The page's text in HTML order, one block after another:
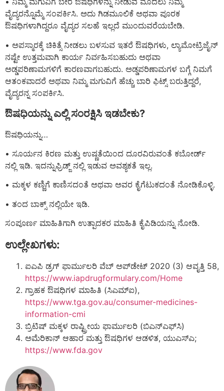
ವೈದ್ಯರನ್ನೊಮ್ಮೆ ಸಂಪರ್ಕಿಸಿ. ಅದು ಗಿಡಮೂಲಿಕೆ ಅಥವಾ ಪೂರಕ
ಔಷಧಿಗಳಾಗಿದ್ದರೂ ವೈದ್ಯರ ಸಲಹೆ ಇಲ್ಲದೆ ಮುಂದುವರೆಯಬೇಡಿ.
• ಅಪಸ್ಮಾರಕ್ಕೆ ಚಿಕಿತ್ಸೆ ನೀಡಲು ಬಳಸುವ ಇತರೆ ಔಷಧಿಗಳು, ಲ್ಯಾಮೋಟ್ರಿಜೈನ್
ನಷ್ಟೇ ಉತ್ತಮವಾಗಿ ಕಾರ್ಯ ನಿರ್ವಹಿಸಬಹುದು ಅಥವಾ
ಅಡ್ಡಪರಿಣಾಮಗಳಿಗೆ ಕಾರಣವಾಗಬಹುದು. ಅಡ್ಡಪರಿಣಾಮಗಳ ಬಗ್ಗೆ ನಿಮಗೆ
ಆತಂಕವಾದರೆ ಅಥವಾ ನಿಮ್ಮ ಮಗುವಿಗೆ ಹೆಚ್ಚು ಬಾರಿ ಫಿಟ್ಸ್ ಬರುತ್ತಿದ್ದರೆ,
ವೈದ್ಯರನ್ನ ಸಂಪರ್ಕಿಸಿ.
ಔಷಧಿಯನ್ನು ಎಲ್ಲಿ ಸಂರಕ್ಷಿಸಿ ಇಡಬೇಕು?
ಔಷಧಿಯನ್ನು…
• ಸೂರ್ಯನ ಕಿರಣ ಮತ್ತು ಉಷ್ಣತೆಯಿಂದ ದೂರವಿರುವಂತೆ ಕಬೋರ್ಡ್
ನಲ್ಲಿ ಇಡಿ. ಇದನ್ನುಫ್ರಿಡ್ಜ್ ನಲ್ಲಿ ಇಡುವ ಅವಶ್ಯಕತೆ ಇಲ್ಲ.
• ಮಕ್ಕಳ ಕಣ್ಣಿಗೆ ಕಾಣಿಸದಂತೆ ಅಥವಾ ಅವರ ಕೈಗೆಟುಕದಂತೆ ನೋಡಿಕೊಳ್ಳಿ.
• ತಂದ ಬಾಕ್ಸ್ ನಲ್ಲಿಯೇ ಇಡಿ.
ಸಂಪೂರ್ಣ ಮಾಹಿತಿಗಾಗಿ ಉತ್ಪಾದಕರ ಮಾಹಿತಿ ಕೈಪಿಡಿಯನ್ನು ನೋಡಿ.
ಉಲ್ಲೇಖಗಳು:
ಐಎಪಿ ಡ್ರಗ್ ಫಾರ್ಮುಲರಿ ವೆಬ್ ಅಪ್‌ಡೇಟ್ 2020 (3) ಆವೃತ್ತಿ 58,
https://www.iapdrugformulary.com/Home
ಗ್ರಾಹಕ ಔಷಧಿಗಳ ಮಾಹಿತಿ (ಸಿಎಮ್ಐ),
https://www.tga.gov.au/consumer-medicines-
information-cmi
ಬ್ರಿಟಿಷ್ ಮಕ್ಕಳ ರಾಷ್ಟ್ರೀಯ ಫಾರ್ಮುಲರಿ (ಬಿಎನ್‌ಎಫ್‌ಸಿ)
ಅಮೆರಿಕಾನ್ ಆಹಾರ ಮತ್ತು ಔಷಧಿಗಳ ಆಡಳಿತ, ಯುಎಸ್ಎ;
https://www.fda.gov